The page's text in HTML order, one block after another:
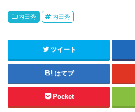
内田秀 内田秀
ツイート
はてブ
Pocket